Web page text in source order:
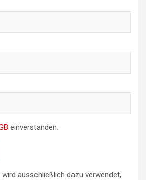
einverstanden.
ausschließlich dazu verwendet,